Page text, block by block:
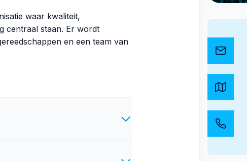
waar kwaliteit,
centraal staan. Er wordt
en een team van